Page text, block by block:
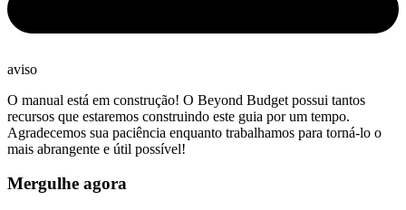
aviso
O manual está em construção! O Beyond Budget possui tantos
recursos que estaremos construindo este guia por um tempo.
Agradecemos sua paciência enquanto trabalhamos para torná-lo o
mais abrangente e útil possível!
Mergulhe agora